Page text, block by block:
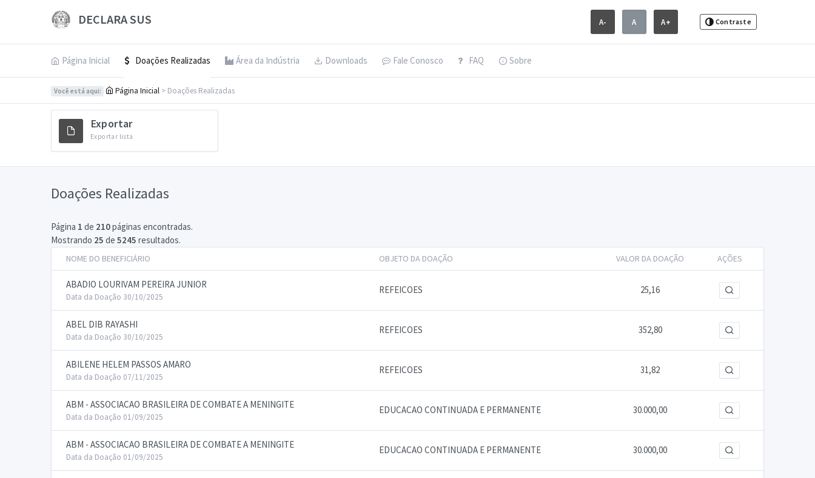
DECLARA SUS A- A A+ Contraste
Página Inicial Doações Realizadas Área da Indústria Downloads Fale Conosco FAQ Sobre
Você está aqui: Página Inicial > Doações Realizadas
Exportar
Exportar lista
Doações Realizadas
Página 1 de 210páginas encontradas.
Mostrando 25 de 5245 resultados.
NOME DO BENEFICIÁRIO OBJETO DA DOAÇÃO VALOR DA DOAÇÃO AÇÕES
ABADIO LOURIVAM PEREIRA JUNIOR
Data da Doação 30/10/2025
REFEICOES 25,16
ABEL DIB RAYASHI
Data da Doação 30/10/2025
REFEICOES 352,80
ABILENE HELEM PASSOS AMARO
Data da Doação 07/11/2025
REFEICOES 31,82
ABM - ASSOCIACAO BRASILEIRA DE COMBATE A MENINGITE
Data da Doação 01/09/2025
EDUCACAO CONTINUADA E PERMANENTE 30.000,00
ABM - ASSOCIACAO BRASILEIRA DE COMBATE A MENINGITE
Data da Doação 01/09/2025
EDUCACAO CONTINUADA E PERMANENTE 30.000,00